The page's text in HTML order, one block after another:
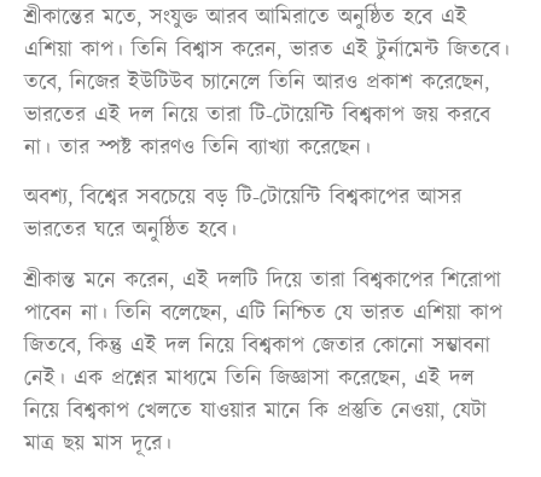
শ্রীকান্তের মতে, সংযুক্ত আরব আমিরাতে অনুষ্ঠিত হবে এই
এশিয়া কাপ। তিনি বিশ্বাস করেন, ভারত এই টুর্নামেন্ট জিতবে।
তবে, নিজের ইউটিউব চ্যানেলে তিনি আরও প্রকাশ করেছেন,
ভারতের এই দল নিয়ে তারা টি-টোয়েন্টি বিশ্বকাপ জয় করবে
না। তার স্পষ্ট কারণও তিনি ব্যাখ্যা করেছেন।
অবশ্য, বিশ্বের সবচেয়ে বড় টি-টোয়েন্টি বিশ্বকাপের আসর
ভারতের ঘরে অনুষ্ঠিত হবে।
শ্রীকান্ত মনে করেন, এই দলটি দিয়ে তারা বিশ্বকাপের শিরোপা
পাবেন না। তিনি বলেছেন, এটি নিশ্চিত যে ভারত এশিয়া কাপ
জিতবে, কিন্তু এই দল নিয়ে বিশ্বকাপ জেতার কোনো সম্ভাবনা
নেই। এক প্রশ্নের মাধ্যমে তিনি জিজ্ঞাসা করেছেন, এই দল
নিয়ে বিশ্বকাপ খেলতে যাওয়ার মানে কি প্রস্তুতি নেওয়া, যেটা
মাত্র ছয় মাস দূরে।